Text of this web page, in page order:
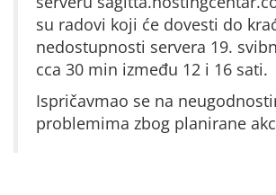
su radovi koji će dovesti do
nedostupnosti servera 19.
cca 30 min između 12 i 16 sati.
Ispričavmao se na
problemima zbog planirane